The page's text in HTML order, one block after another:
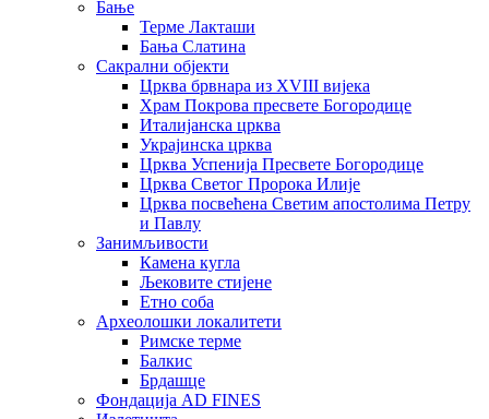
Бање
Терме Лакташи
Бања Слатина
Сакрални објекти
Црква брвнара из XVIII вијека
Храм Покрова пресвете Богородице
Италијанска црква
Украјинска црква
Црква Успенија Пресвете Богородице
Црква Светог Пророка Илије
Црква посвећена Светим апостолима Петру
и Павлу
Занимљивости
Камена кугла
Љековите стијене
Етно соба
Археолошки локалитети
Римске терме
Балкис
Брдашце
Фондација AD FINES